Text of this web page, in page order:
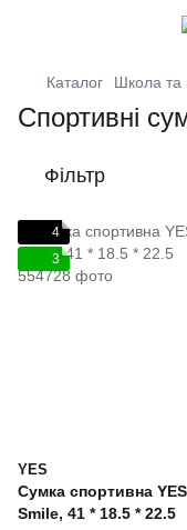
Каталог Школа та
Спортивні
Фільтр
4
3
YES
Сумка спортивна YES
Smile, 41 * 18.5 * 22.5